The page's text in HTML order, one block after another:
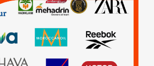
QUE BOYCOTTER ?
Actus | Ahava
Carrefour HP